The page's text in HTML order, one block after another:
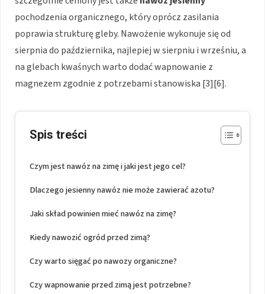
pochodzenia organicznego, który oprócz zasilania
poprawia strukturę gleby. Nawożenie wykonuje się od
sierpnia do października, najlepiej w sierpniu i wrześniu, a
na glebach kwaśnych warto dodać wapnowanie z
magnezem zgodnie z potrzebami stanowiska [3][6].
Spis treści
Czym jest nawóz na zimę i jaki jest jego cel?
Dlaczego jesienny nawóz nie może zawierać azotu?
Jaki skład powinien mieć nawóz na zimę?
Kiedy nawozić ogród przed zimą?
Czy warto sięgać po nawozy organiczne?
Czy wapnowanie przed zimą jest potrzebne?